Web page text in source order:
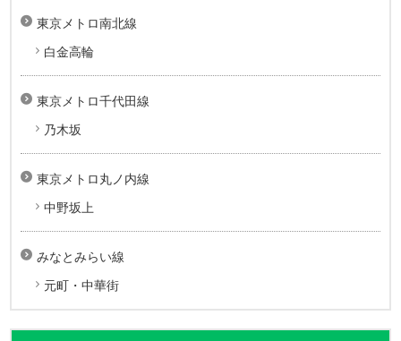
東京メトロ南北線
白金高輪
東京メトロ千代田線
乃木坂
東京メトロ丸ノ内線
中野坂上
みなとみらい線
元町・中華街